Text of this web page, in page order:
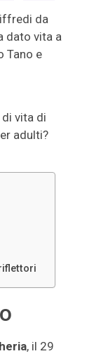
da
dato vita a
Tano e
vita di
adulti?
, il 29